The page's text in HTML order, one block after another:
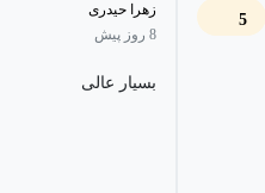
5
زهرا حیدری
8 روز پیش
بسیار عالی